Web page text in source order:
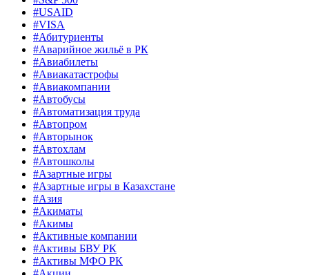
#USAID
#VISA
#Абитуриенты
#Аварийное жильё в РК
#Авиабилеты
#Авиакатастрофы
#Авиакомпании
#Автобусы
#Автоматизация труда
#Автопром
#Авторынок
#Автохлам
#Автошколы
#Азартные игры
#Азартные игры в Казахстане
#Азия
#Акиматы
#Акимы
#Активные компании
#Активы БВУ РК
#Активы МФО РК